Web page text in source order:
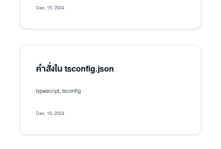
Dec. 15, 2024
คำสั่งใน tsconfig.json
typescript, tsconfig
Dec. 13, 2024